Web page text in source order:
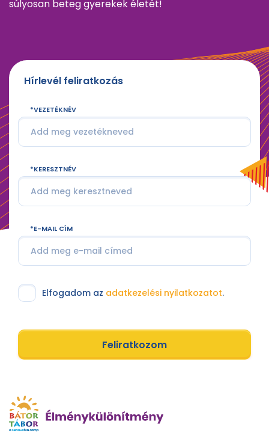
súlyosan beteg gyerekek életét!
Hírlevél feliratkozás
VEZETÉKNÉV
KERESZTNÉV
E-MAIL CÍM
Elfogadom az adatkezelési nyilatkozatot.
Feliratkozom